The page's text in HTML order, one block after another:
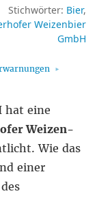
Stichwörter: Bier
Weizenbier
GmbH
hat eine
Weizen-
Wie das
einer